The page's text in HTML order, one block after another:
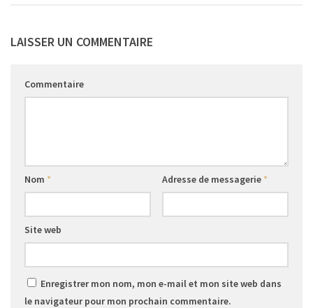
LAISSER UN COMMENTAIRE
Commentaire
Nom * Adresse de messagerie *
Site web
Enregistrer mon nom, mon e-mail et mon site web dans
le navigateur pour mon prochain commentaire.